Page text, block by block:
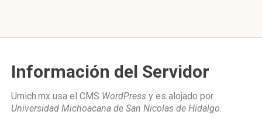
Información del Servidor
Umich.mx usa el CMS WordPress y es alojado por
Universidad Michoacana de San Nicolas de Hidalgo.